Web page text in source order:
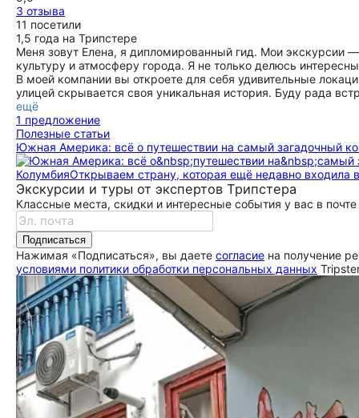
3 отзыва
11 посетили
1,5 года на Трипстере
Меня зовут Елена, я дипломированный гид. Мои экскурсии
культуру и атмосферу города. Я не только делюсь
В моей компании вы откроете для себя удивительные
улицей скрывается своя уникальная история. Буду рада
ещё
1 предложение
Полезные статьи
Южная Америка: всё о путешествии на самый загадочный
КолумбияОткрываем страну, которая ещё недавно входила
Экскурсии и туры от экспертов Трипстера
Классные места, скидки и интересные события у вас в почте
Подписаться
Нажимая «Подписаться», вы даете согласие на получение
условиями политики обработки персональных данных